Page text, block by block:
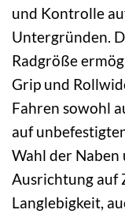
und Kontrolle
Untergründen.
Radgröße
Grip und
Fahren sowohl
auf
Wahl der
Ausrichtung auf
Langlebigkeit,